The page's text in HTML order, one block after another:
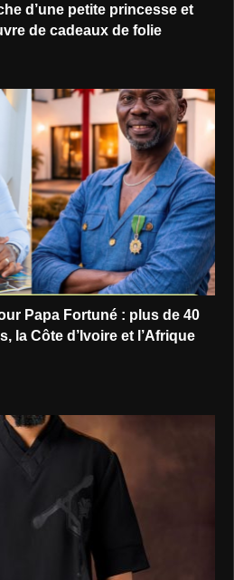
d’une petite princesse et
de cadeaux de folie
Papa Fortuné : plus de 40
la Côte d’Ivoire et l’Afrique